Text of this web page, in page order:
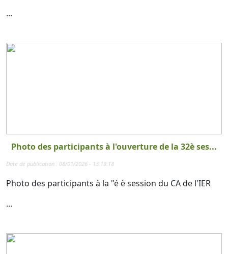
...
Photo des participants à l'ouverture de la 32è ses...
Date de publication : 08/01/2026 - 13:19:18
Photo des participants à la "é è session du CA de l'IER
...